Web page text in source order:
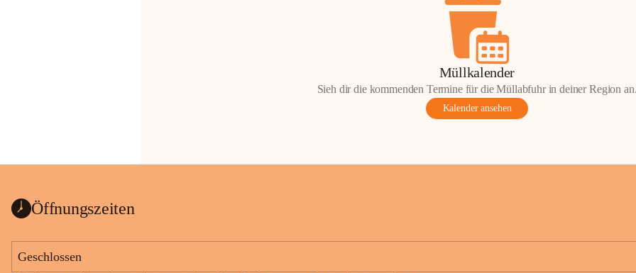
Müllkalender
Sieh dir die kommenden Termine für die Müllabfuhr in deiner Region
Kalender ansehen
Öffnungszeiten
Geschlossen